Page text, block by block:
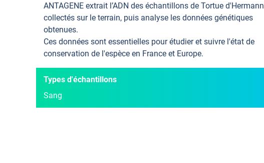
ANTAGENE extrait l’ADN des échantillons de Tortue d'Hermann
collectés sur le terrain, puis analyse les données génétiques
obtenues.
Ces données sont essentielles pour étudier et suivre l'état de
conservation de l'espèce en France et Europe.
Types d'échantillons
Sang